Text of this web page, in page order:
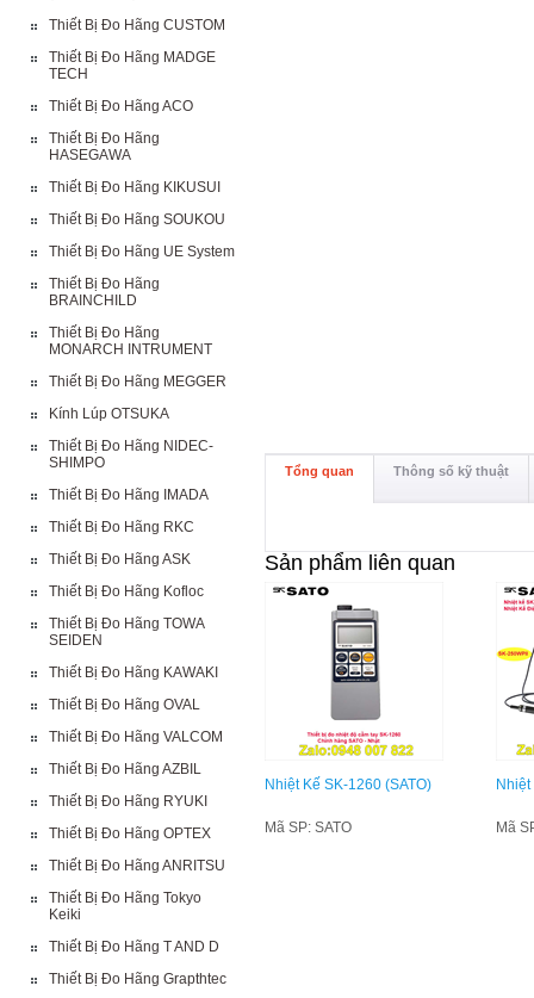
Thiết Bị Đo Hãng CUSTOM
Thiết Bị Đo Hãng MADGE
TECH
Thiết Bị Đo Hãng ACO
Thiết Bị Đo Hãng
HASEGAWA
Thiết Bị Đo Hãng KIKUSUI
Thiết Bị Đo Hãng SOUKOU
Thiết Bị Đo Hãng UE System
Thiết Bị Đo Hãng
BRAINCHILD
Thiết Bị Đo Hãng
MONARCH INTRUMENT
Thiết Bị Đo Hãng MEGGER
Kính Lúp OTSUKA
Thiết Bị Đo Hãng NIDEC-
SHIMPO
Thiết Bị Đo Hãng IMADA
Thiết Bị Đo Hãng RKC
Thiết Bị Đo Hãng ASK
Thiết Bị Đo Hãng Kofloc
Thiết Bị Đo Hãng TOWA
SEIDEN
Thiết Bị Đo Hãng KAWAKI
Thiết Bị Đo Hãng OVAL
Thiết Bị Đo Hãng VALCOM
Thiết Bị Đo Hãng AZBIL
Thiết Bị Đo Hãng RYUKI
Thiết Bị Đo Hãng OPTEX
Thiết Bị Đo Hãng ANRITSU
Thiết Bị Đo Hãng Tokyo
Keiki
Thiết Bị Đo Hãng T AND D
Thiết Bị Đo Hãng Grapthtec
Tổng quan Thông số kỹ thuật
Sản phẩm liên quan
Nhiệt Kế SK-1260 (SATO)
Mã SP: SATO
Nhiệt
Mã